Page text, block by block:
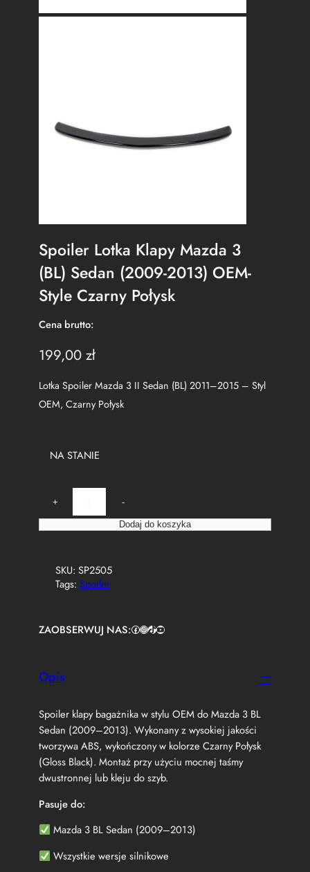
Spoiler Lotka Klapy Mazda 3
(BL) Sedan (2009-2013) OEM-
Style Czarny Połysk
Cena brutto:
199,00 zł
Lotka Spoiler Mazda 3 II Sedan (BL) 2011–2015 – Styl
OEM, Czarny Połysk
NA STANIE
o
ś
e
o
a
K
l
a
p
y
M
a
z
a
-
+
Dodaj do koszyka
SKU: SP2505
Tags: Spoiler
ZAOBSERWUJ NAS:Facebook https://www.instagram.com/tuningbaza.pl https://www.tiktok.com/@tuningbaza.pl YouTube
Opis
Spoiler klapy bagażnika w stylu OEM do Mazda 3 BL
Sedan (2009–2013). Wykonany z wysokiej jakości
tworzywa ABS, wykończony w kolorze Czarny Połysk
(Gloss Black). Montaż przy użyciu mocnej taśmy
dwustronnej lub kleju do szyb.
Pasuje do:
Mazda 3 BL Sedan (2009–2013)
Wszystkie wersje silnikowe